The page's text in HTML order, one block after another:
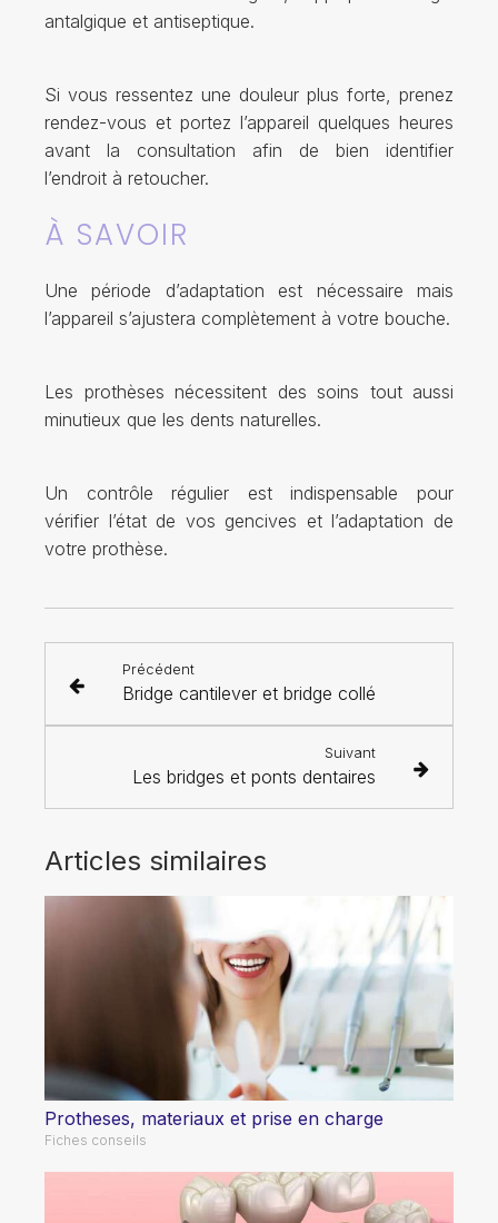
antalgique et antiseptique.
Si vous ressentez une douleur plus forte, prenez
rendez-vous et portez l’appareil quelques heures
avant la consultation afin de bien identifier
l’endroit à retoucher.
À SAVOIR
Une période d’adaptation est nécessaire mais
l’appareil s’ajustera complètement à votre bouche.
Les prothèses nécessitent des soins tout aussi
minutieux que les dents naturelles.
Un contrôle régulier est indispensable pour
vérifier l’état de vos gencives et l’adaptation de
votre prothèse.
Précédent
Bridge cantilever et bridge collé
Suivant
Les bridges et ponts dentaires
Articles similaires
Protheses, materiaux et prise en charge
Fiches conseils